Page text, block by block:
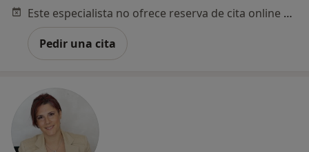
Este especialista no ofrece reserva de cita online en esta dirección.
Pedir una cita